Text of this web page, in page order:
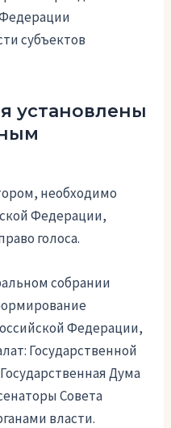
субъектов
установлены
необходимо
Федерации,
голоса.
собрании
Федерации,
Государственной
Дума
Совета
власти.